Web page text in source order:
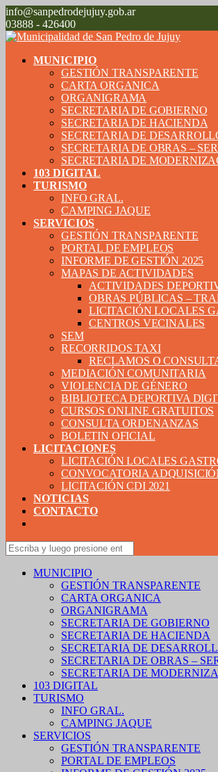
info@sanpedrodejujuy.gob.ar
03888 - 426400
MUNICIPIO
GESTIÓN TRANSPARENTE
CARTA ORGANICA
ORGANIGRAMA
SECRETARIA DE GOBIERNO
SECRETARIA DE HACIENDA
SECRETARIA DE
SECRETARIA DE OBRAS –
SECRETARIA DE
103 DIGITAL
TURISMO
INFO GRAL.
CAMPING JAQUE
SERVICIOS
GESTIÓN TRANSPARENTE
PORTAL DE EMPLEOS
INFORME DE GESTIÓN 2025
MAPAS DE ACTIVIDADES
ACTIVIDADES
OBRAS PÚBLICAS –
LICITACIÓN LOCALES
CENTROS VECINALES
SEM
RECORRIDOS TAXI
RECLAMOS O
MEDIACIÓN COMUNITARIA
VIOLENCIA DE GÉNERO
BIBLIOTECA DEPORTIVA
CURSOS ONLINE GRATUITOS
CONSULTA ORDENANZAS
BOLETIN OFICIAL
LICITACIONES
LICITACIÓN LOCALES
CONVOCATORIA
LICITACIÓN CDI 2021
NOTICIAS
CONTACTO
MUNICIPIO
GESTIÓN TRANSPARENTE
CARTA ORGANICA
ORGANIGRAMA
SECRETARIA DE GOBIERNO
SECRETARIA DE HACIENDA
SECRETARIA DE
SECRETARIA DE OBRAS –
SECRETARIA DE
103 DIGITAL
TURISMO
INFO GRAL.
CAMPING JAQUE
SERVICIOS
GESTIÓN TRANSPARENTE
PORTAL DE EMPLEOS